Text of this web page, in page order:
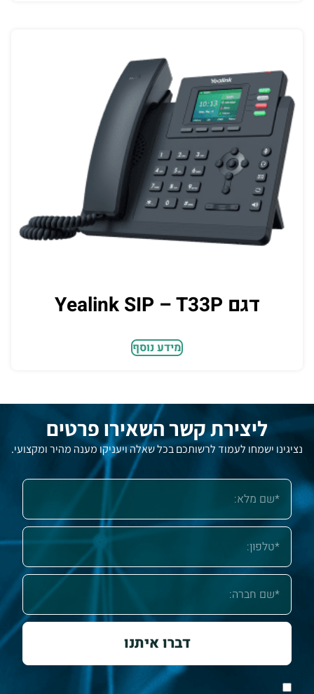
דגם Yealink SIP – T33P
מידע נוסף
ליצירת קשר השאירו פרטים
נציגינו ישמחו לעמוד לרשותכם בכל שאלה ויעניקו מענה מהיר ומקצועי.
דברו איתנו